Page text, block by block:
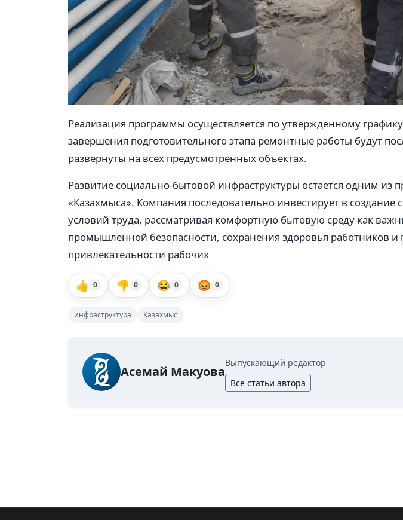
Реализация программы осуществляется по утвержденному
завершения подготовительного этапа ремонтные работы будут
развернуты на всех предусмотренных объектах.
Развитие социально-бытовой инфраструктуры остается одним из
«Казахмыса». Компания последовательно инвестирует в создание
условий труда, рассматривая комфортную бытовую среду как
промышленной безопасности, сохранения здоровья работников
привлекательности рабочих
👍 0 👎 0 😂 0 😡 0
инфраструктура Казахмыс
Асемай Макуова
Выпускающий редактор
Все статьи автора